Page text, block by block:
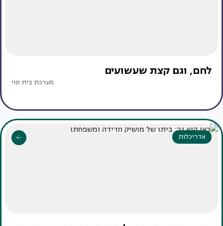
לחם, וגם קצת שעשועים
מערכת בית ונוי
אדריכלות